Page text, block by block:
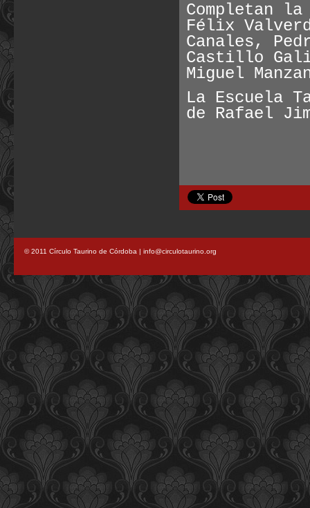
Completan
Félix
Canales,
Castillo
Miguel
La Escuela
de Rafael
© 2011 Círculo Taurino de Córdoba | info@circulotaurino.org